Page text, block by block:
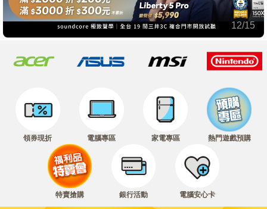
12/15
領券現折 電腦專區 家電專區 熱門遊戲預購
特賣搶購 銀行活動 電腦安心卡